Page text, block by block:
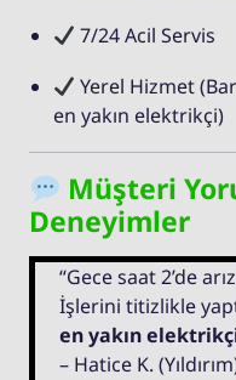
7/24 Acil Servis
Yerel Hizmet
en yakın elektrikçi)
Müşteri
Deneyimler
“Gece saat 2’de
İşlerini titizlikle
en yakın
– Hatice K.